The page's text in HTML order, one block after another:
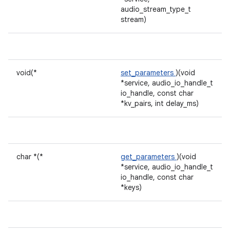
audio_stream_type_t
stream)
void(* set_parameters )(void
*service, audio_io_handle_t
io_handle, const char
*kv_pairs, int delay_ms)
char *(* get_parameters )(void
*service, audio_io_handle_t
io_handle, const char
*keys)